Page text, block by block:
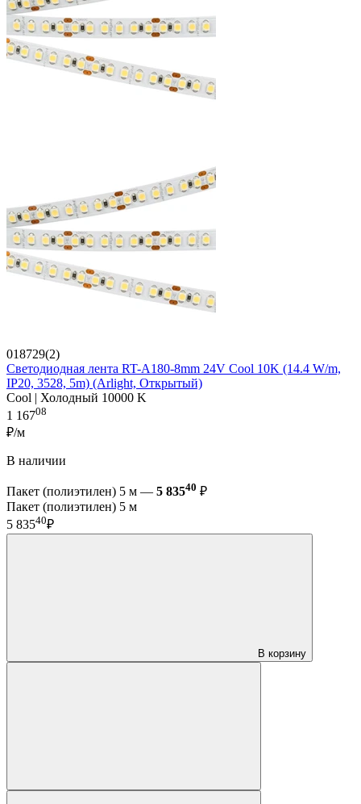
018729(2)
Светодиодная лента RT-A180-8mm 24V Cool 10K (14.4 W/m,
IP20, 3528, 5m) (Arlight, Открытый)
Cool | Холодный 10000 K
1 16708
₽/м
В наличии
Пакет (полиэтилен) 5 м — 5 83540 ₽
Пакет (полиэтилен) 5 м
5 83540₽
В корзину